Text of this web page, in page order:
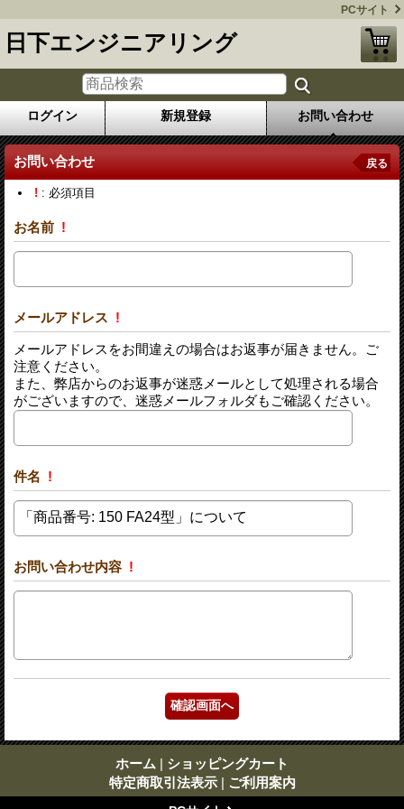
PCサイト
日下エンジニアリング
ログイン 新規登録 お問い合わせ
お問い合わせ 戻る
! : 必須項目
お名前 !
メールアドレス !
メールアドレスをお間違えの場合はお返事が届きません。ご
注意ください。
また、弊店からのお返事が迷惑メールとして処理される場合
がございますので、迷惑メールフォルダもご確認ください。
件名 !
お問い合わせ内容 !
ホーム | ショッピングカート
特定商取引法表示 | ご利用案内